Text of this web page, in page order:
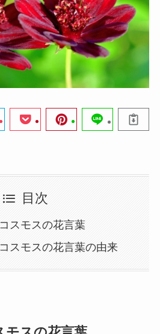
目次
スモスの花言葉
スモスの花言葉の由来